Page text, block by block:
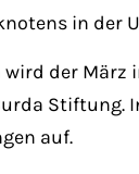
in der
wird der
auf.